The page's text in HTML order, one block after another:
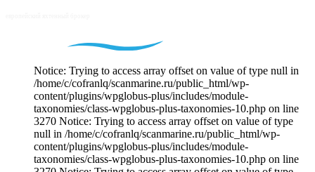
Notice: Trying to access array offset on value of type null in
/home/c/cofranlq/scanmarine.ru/public_html/wp-
content/plugins/wpglobus-plus/includes/module-
taxonomies/class-wpglobus-plus-taxonomies-10.php on line
3270 Notice: Trying to access array offset on value of type
null in /home/c/cofranlq/scanmarine.ru/public_html/wp-
content/plugins/wpglobus-plus/includes/module-
taxonomies/class-wpglobus-plus-taxonomies-10.php on line